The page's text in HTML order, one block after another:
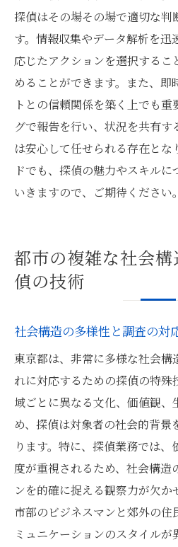
探偵はその場その場で適切な判
す。情報収集やデータ解析を迅
応じたアクションを選択するこ
めることができます。また、即
トとの信頼関係を築く上でも
グで報告を行い、状況を共有す
は安心して任せられる存在とな
ドでも、探偵の魅力やスキル
いきますので、ご期待ください。
都市の複雑な社会
偵の技術
社会構造の多様性と調査の対
東京都は、非常に多様な社会構
れに対応するための探偵の特殊
域ごとに異なる文化、価値観、
め、探偵は対象者の社会的背景
ります。特に、探偵業務では
度が重視されるため、社会構造
ンを的確に捉える観察力が欠
市部のビジネスマンと郊外の住
ミュニケーションのスタイルが